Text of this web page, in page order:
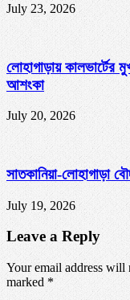
July 23, 2026
লোহাগাড়ায় কালভার্টের
আশংকা
July 20, 2026
সাতকানিয়া-লোহাগাড়া
July 19, 2026
Leave a Reply
Your email address will
marked *